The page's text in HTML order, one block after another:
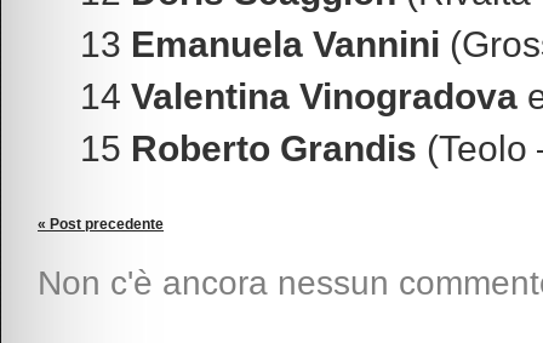
13 Emanuela Vannini
14 Valentina Vinogradova
15 Roberto Grandis (Teolo
« Post precedente
Non c'è ancora nessun